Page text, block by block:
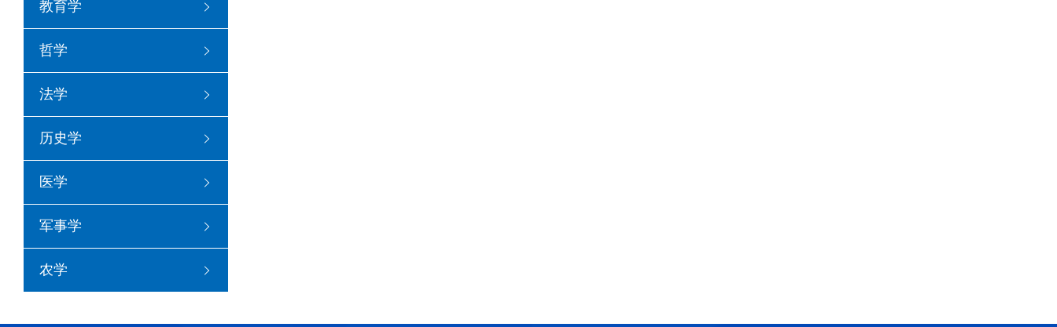
教育学
哲学
法学
历史学
医学
军事学
农学